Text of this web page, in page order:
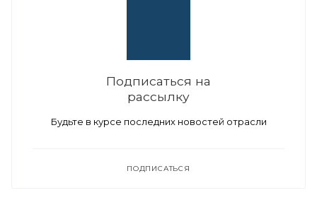
Подписаться на
рассылку
Будьте в курсе последних новостей отрасли
ПОДПИСАТЬСЯ